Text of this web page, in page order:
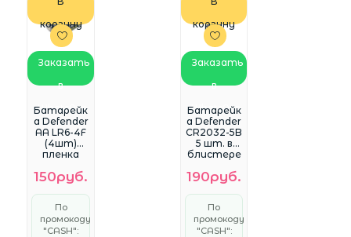
корзину
Заказать
в
WhatsApp
Батарейк
а Defender
AA LR6-4F
(4шт)
пленка
150руб.
По
промокоду
"CASH":
корзину
Заказать
в
WhatsApp
Батарейк
а Defender
CR2032-5B
5 шт. в
блистере
190руб.
По
промокоду
"CASH":